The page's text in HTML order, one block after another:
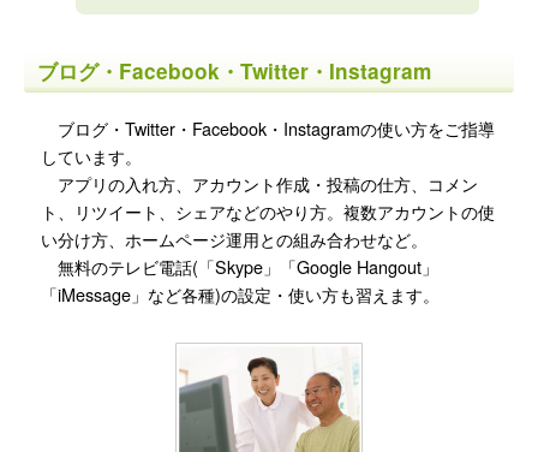
ブログ・Facebook・Twitter・Instagram
ブログ・Twitter・Facebook・Instagramの使い方をご指導
しています。
アプリの入れ方、アカウント作成・投稿の仕方、コメン
ト、リツイート、シェアなどのやり方。複数アカウントの使
い分け方、ホームページ運用との組み合わせなど。
無料のテレビ電話(「Skype」「Google Hangout」
「iMessage」など各種)の設定・使い方も習えます。